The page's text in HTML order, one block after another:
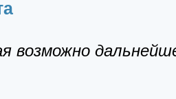
возможно